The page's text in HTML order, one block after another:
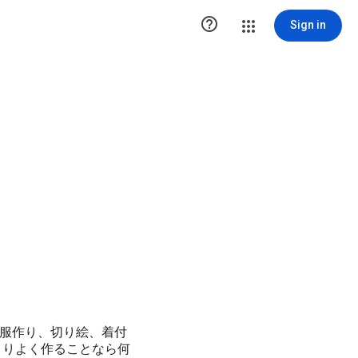
 Sign in
作り、切り絵、着付
よく作ることなら何